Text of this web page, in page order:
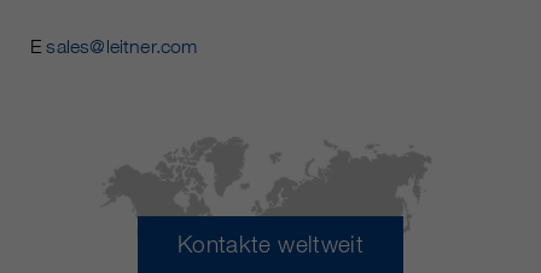
Esales@leitner.com
Kontakte weltweit